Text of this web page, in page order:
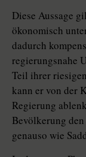
Diese Aussage
ökonomisch
dadurch
regierungsnahe
Teil ihrer
kann er von der
Regierung
Bevölkerung
genauso wie